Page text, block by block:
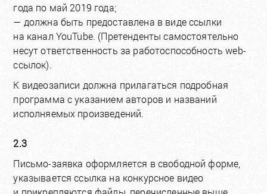
года по май 2019 года;
— должна быть предоставлена в виде ссылки
на канал YouTube. (Претенденты самостоятельно
несут ответственность за работоспособность web-
ссылок).
К видеозаписи должна прилагаться подробная
программа с указанием авторов и названий
исполняемых произведений.
2.3
Письмо-заявка оформляется в свободной форме,
указывается ссылка на конкурсное видео